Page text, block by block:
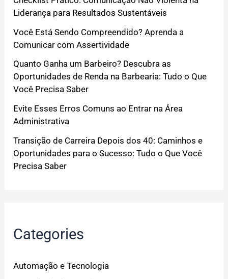
Liderança para Resultados Sustentáveis
Você Está Sendo Compreendido? Aprenda a
Comunicar com Assertividade
Quanto Ganha um Barbeiro? Descubra as
Oportunidades de Renda na Barbearia: Tudo o Que
Você Precisa Saber
Evite Esses Erros Comuns ao Entrar na Área
Administrativa
Transição de Carreira Depois dos 40: Caminhos e
Oportunidades para o Sucesso: Tudo o Que Você
Precisa Saber
Categories
Automação e Tecnologia